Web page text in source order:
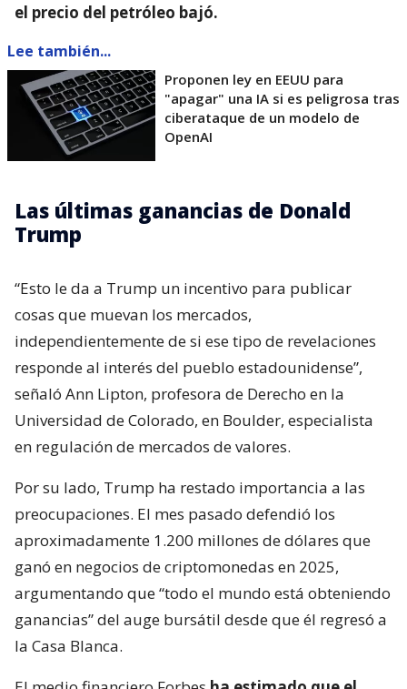
el precio del petróleo bajó.
Lee también...
Proponen ley en EEUU para
"apagar" una IA si es peligrosa tras
ciberataque de un modelo de
OpenAI
Las últimas ganancias de Donald
Trump
“Esto le da a Trump un incentivo para publicar
cosas que muevan los mercados,
independientemente de si ese tipo de revelaciones
responde al interés del pueblo estadounidense”,
señaló Ann Lipton, profesora de Derecho en la
Universidad de Colorado, en Boulder, especialista
en regulación de mercados de valores.
Por su lado, Trump ha restado importancia a las
preocupaciones. El mes pasado defendió los
aproximadamente 1.200 millones de dólares que
ganó en negocios de criptomonedas en 2025,
argumentando que “todo el mundo está obteniendo
ganancias” del auge bursátil desde que él regresó a
la Casa Blanca.